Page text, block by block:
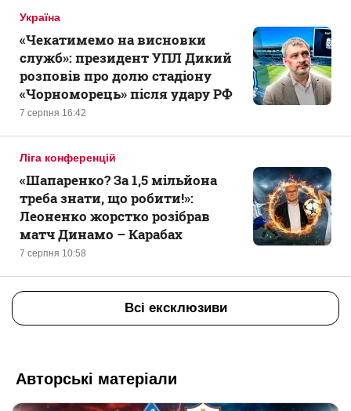
Україна
7 серпня 16:42
«Чекатимемо на висновки
служб»: президент УПЛ Дикий
розповів про долю стадіону
«Чорноморець» після удару РФ
Ліга конференцій
7 серпня 10:58
«Шапаренко? За 1,5 мільйона
треба знати, що робити!»:
Леоненко жорстко розібрав
матч Динамо – Карабах
Всі ексклюзиви
Авторські матеріали